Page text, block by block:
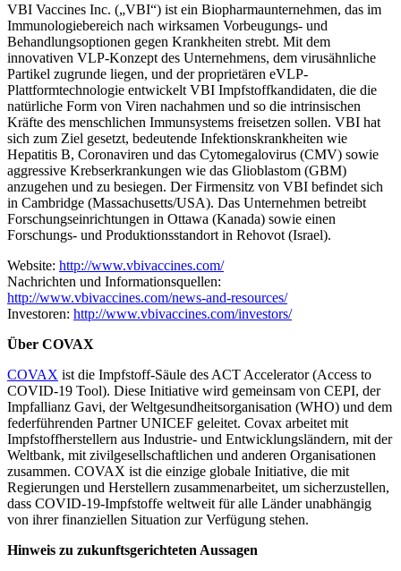
VBI Vaccines Inc. („VBI“) ist ein Biopharmaunternehmen, das im
Immunologiebereich nach wirksamen Vorbeugungs- und
Behandlungsoptionen gegen Krankheiten strebt. Mit dem
innovativen VLP-Konzept des Unternehmens, dem virusähnliche
Partikel zugrunde liegen, und der proprietären eVLP-
Plattformtechnologie entwickelt VBI Impfstoffkandidaten, die die
natürliche Form von Viren nachahmen und so die intrinsischen
Kräfte des menschlichen Immunsystems freisetzen sollen. VBI hat
sich zum Ziel gesetzt, bedeutende Infektionskrankheiten wie
Hepatitis B, Coronaviren und das Cytomegalovirus (CMV) sowie
aggressive Krebserkrankungen wie das Glioblastom (GBM)
anzugehen und zu besiegen. Der Firmensitz von VBI befindet sich
in Cambridge (Massachusetts/USA). Das Unternehmen betreibt
Forschungseinrichtungen in Ottawa (Kanada) sowie einen
Forschungs- und Produktionsstandort in Rehovot (Israel).
Website: http://www.vbivaccines.com/
Nachrichten und Informationsquellen:
http://www.vbivaccines.com/news-and-resources/
Investoren: http://www.vbivaccines.com/investors/
Über COVAX
COVAX ist die Impfstoff-Säule des ACT Accelerator (Access to
COVID-19 Tool). Diese Initiative wird gemeinsam von CEPI, der
Impfallianz Gavi, der Weltgesundheitsorganisation (WHO) und dem
federführenden Partner UNICEF geleitet. Covax arbeitet mit
Impfstoffherstellern aus Industrie- und Entwicklungsländern, mit der
Weltbank, mit zivilgesellschaftlichen und anderen Organisationen
zusammen. COVAX ist die einzige globale Initiative, die mit
Regierungen und Herstellern zusammenarbeitet, um sicherzustellen,
dass COVID-19-Impfstoffe weltweit für alle Länder unabhängig
von ihrer finanziellen Situation zur Verfügung stehen.
Hinweis zu zukunftsgerichteten Aussagen